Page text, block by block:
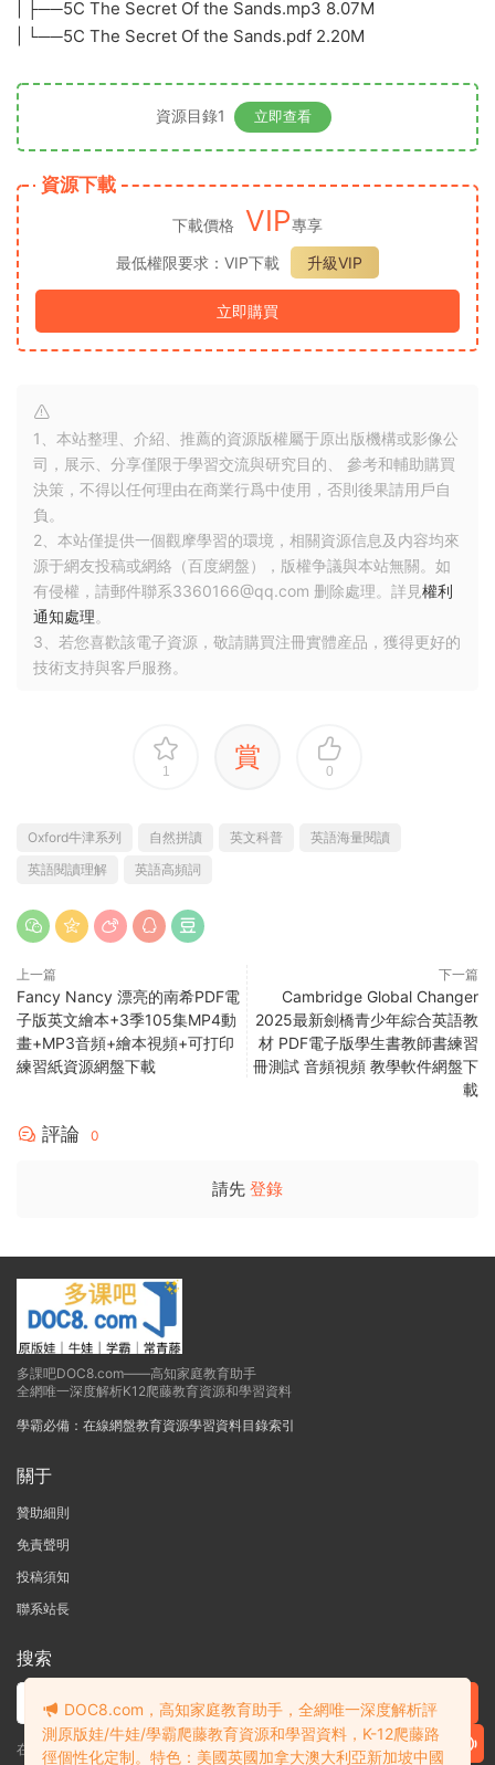
| ├──5C The Secret Of the Sands.mp3 8.07M
| └──5C The Secret Of the Sands.pdf 2.20M
資源目錄1 立即查看
資源下載
下載價格 VIP專享
最低權限要求：VIP下載
升級VIP
立即購買
1、本站整理、介紹、推薦的資源版權屬于原出版機構或影像公
司，展示、分享僅限于學習交流與研究目的、 參考和輔助購買
決策，不得以任何理由在商業行爲中使用，否則後果請用戶自
負。
2、本站僅提供一個觀摩學習的環境，相關資源信息及内容均來
源于網友投稿或網絡（百度網盤），版權争議與本站無關。如
有侵權，請郵件聯系3360166@qq.com 删除處理。詳見權利
通知處理。
3、若您喜歡該電子資源，敬請購買注冊實體産品，獲得更好的
技術支持與客戶服務。
1 賞 0
Oxford牛津系列 自然拼讀 英文科普
英語海量閱讀
英語閱讀理解
英語高頻詞
上一篇
Fancy Nancy 漂亮的南希PDF電
子版英文繪本+3季105集MP4動
畫+MP3音頻+繪本視頻+可打印
練習紙資源網盤下載
下一篇
Cambridge Global Changer
2025最新劍橋青少年綜合英語教
材 PDF電子版學生書教師書練習
冊測試 音頻視頻 教學軟件網盤下
載
評論 0
請先 登錄
多課吧DOC8.com——高知家庭教育助手
全網唯一深度解析K12爬藤教育資源和學習資料
學霸必備：在線網盤教育資源學習資料目錄索引
關于
贊助細則
免責聲明
投稿須知
聯系站長
搜索
在線搜索GK-G12海量英文原版教材/章節書/國際考試/學科競賽資料！
DOC8.com，高知家庭教育助手，全網唯一深度解析評
測原版娃/牛娃/學霸爬藤教育資源和學習資料，K-12爬藤路
徑個性化定制。特色：美國英國加拿大澳大利亞新加坡中國